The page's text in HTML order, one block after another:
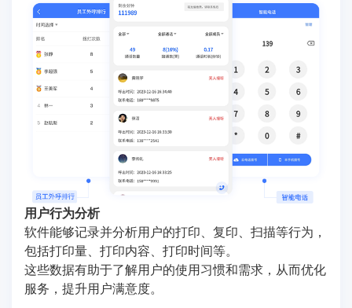
用户行为分析
软件能够记录并分析用户的打印、复印、扫描等行为，
包括打印量、打印内容、打印时间等。
这些数据有助于了解用户的使用习惯和需求，从而优化
服务，提升用户满意度。